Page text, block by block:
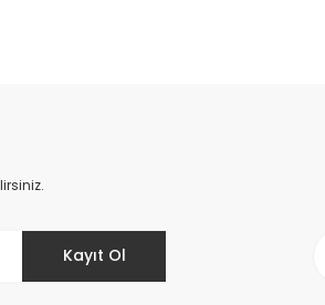
Kayıt Ol